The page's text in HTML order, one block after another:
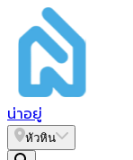
น่าอยู่
หัวหิน